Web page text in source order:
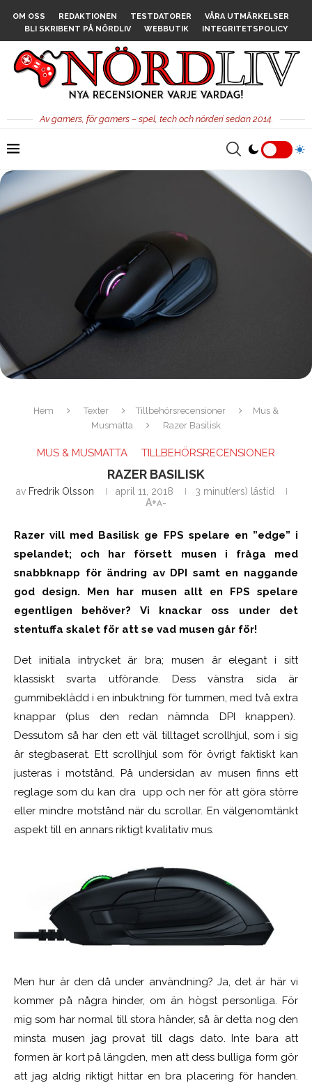
OM OSS REDAKTIONEN TESTDATORER
VÅRA UTMÄRKELSER
BLI SKRIBENT PÅ NÖRDLIV
WEBBUTIK INTEGRITETSPOLICY
Av gamers, för gamers – spel, tech och nörderi sedan 2014.
Hem Texter Tillbehörsrecensioner
Mus &
Musmatta
Razer Basilisk
MUS & MUSMATTA TILLBEHÖRSRECENSIONER
RAZER BASILISK
av Fredrik Olsson april 11, 2018
3 minut(ers) lästid
A+A-
Razer vill med Basilisk ge FPS spelare en ”edge” i
spelandet; och har försett musen i fråga med
snabbknapp för ändring av DPI samt en naggande
god design. Men har musen allt en FPS spelare
egentligen behöver? Vi knackar oss under det
stentuffa skalet för att se vad musen går för!
Det initiala intrycket är bra; musen är elegant i sitt
klassiskt svarta utförande. Dess vänstra sida är
gummibeklädd i en inbuktning för tummen, med två extra
knappar (plus den redan nämnda DPI knappen).
Dessutom så har den ett väl tilltaget scrollhjul, som i sig
är stegbaserat. Ett scrollhjul som för övrigt faktiskt kan
justeras i motstånd. På undersidan av musen finns ett
reglage som du kan dra upp och ner för att göra större
eller mindre motstånd när du scrollar. En välgenomtänkt
aspekt till en annars riktigt kvalitativ mus.
Men hur är den då under användning? Ja, det är här vi
kommer på några hinder, om än högst personliga. För
mig som har normal till stora händer, så är detta nog den
minsta musen jag provat till dags dato. Inte bara att
formen är kort på längden, men att dess bulliga form gör
att jag aldrig riktigt hittar en bra placering för handen.